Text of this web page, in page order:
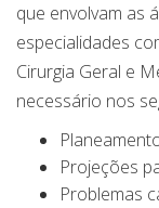
que envolvam as
especialidades
Cirurgia Geral e
necessário nos
Projeções
Problemas